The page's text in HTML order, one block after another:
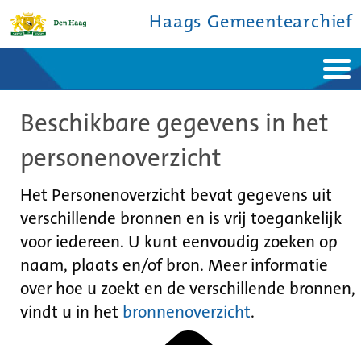
Haags Gemeentearchief
Ontdek de stad
De studiezaal
Bronnen en collecties
Contact
Beschikbare gegevens in het
personenoverzicht
Het Personenoverzicht bevat gegevens uit
verschillende bronnen en is vrij toegankelijk
voor iedereen. U kunt eenvoudig zoeken op
naam, plaats en/of bron. Meer informatie
over hoe u zoekt en de verschillende bronnen,
vindt u in het bronnenoverzicht.